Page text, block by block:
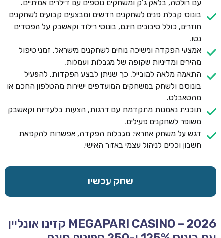
עם רולטה, בלאק ג'ק ומשחקים נוספים עם דילרים אמיתיים.
בונוסי קבלת פנים לשחקנים חדשים ומבצעים קבועים לשחקנים
חוזרים, כולל סיבובים חינם, בונוסי רילוד וקאשבק על הפסדים
נטו.
אמצעי הפקדה ומשיכה נוחים לשחקנים מישראל, זמני טיפול
מהירים ומדיניות שקופה של מגבלות ועמלות.
התאמה מלאה למובייל, כך שניתן לבצע הפקדות, להפעיל
בונוסים ולשחק במשחקים המועדפים ישירות מהטלפון החכם או
מהטאבלט.
תוכנית נאמנות מתקדמת עם דרגות, הצעות בלעדיות וקאשבק
משופר לשחקנים פעילים.
דגש על משחק אחראי: מגבלות הפקדה, אפשרות להקפאת
חשבון וכלים לניהול עצמי באזור האישי.
שחק עכשיו
MEGAPARI CASINO – 2026 קזינו אונליין